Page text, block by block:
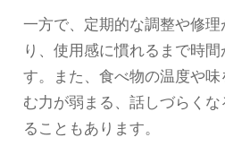
一方で、定期的な調整や修
り、使用感に慣れるまで時
す。また、食べ物の温度や
む力が弱まる、話しづらく
ることもあります。